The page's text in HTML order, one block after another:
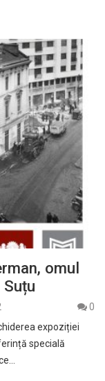
omul
0
expoziției
specială